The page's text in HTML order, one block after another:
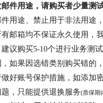
件用途，请购买者少量测
用途、禁止用于非法用途
邮箱均不保证永久使用，
议购买5-10个进行业务测
如果因选错类别购买错的
好账号保护措施，如添加
，只能提供退换服务(质保期